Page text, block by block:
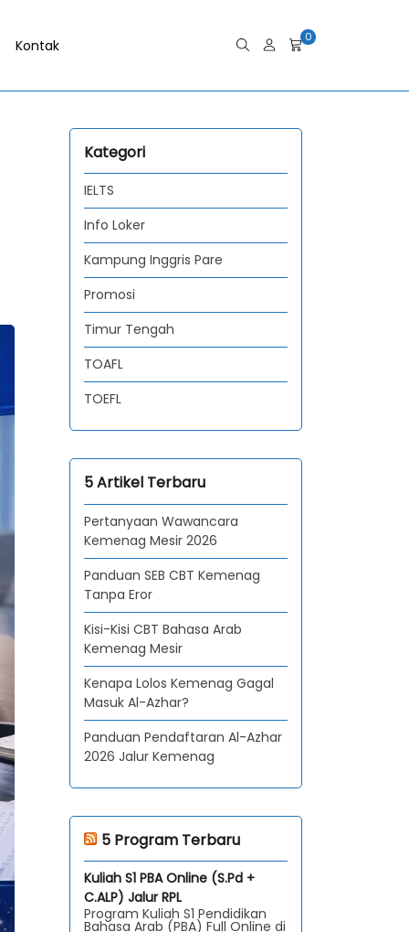
Kontak
0
Kategori
IELTS
Info Loker
Kampung Inggris Pare
Promosi
Timur Tengah
TOAFL
TOEFL
5 Artikel Terbaru
Pertanyaan Wawancara
Kemenag Mesir 2026
Panduan SEB CBT Kemenag
Tanpa Eror
Kisi-Kisi CBT Bahasa Arab
Kemenag Mesir
Kenapa Lolos Kemenag Gagal
Masuk Al-Azhar?
Panduan Pendaftaran Al-Azhar
2026 Jalur Kemenag
5 Program Terbaru
Kuliah S1 PBA Online (S.Pd +
C.ALP) Jalur RPL
Program Kuliah S1 Pendidikan
Bahasa Arab (PBA) Full Online di